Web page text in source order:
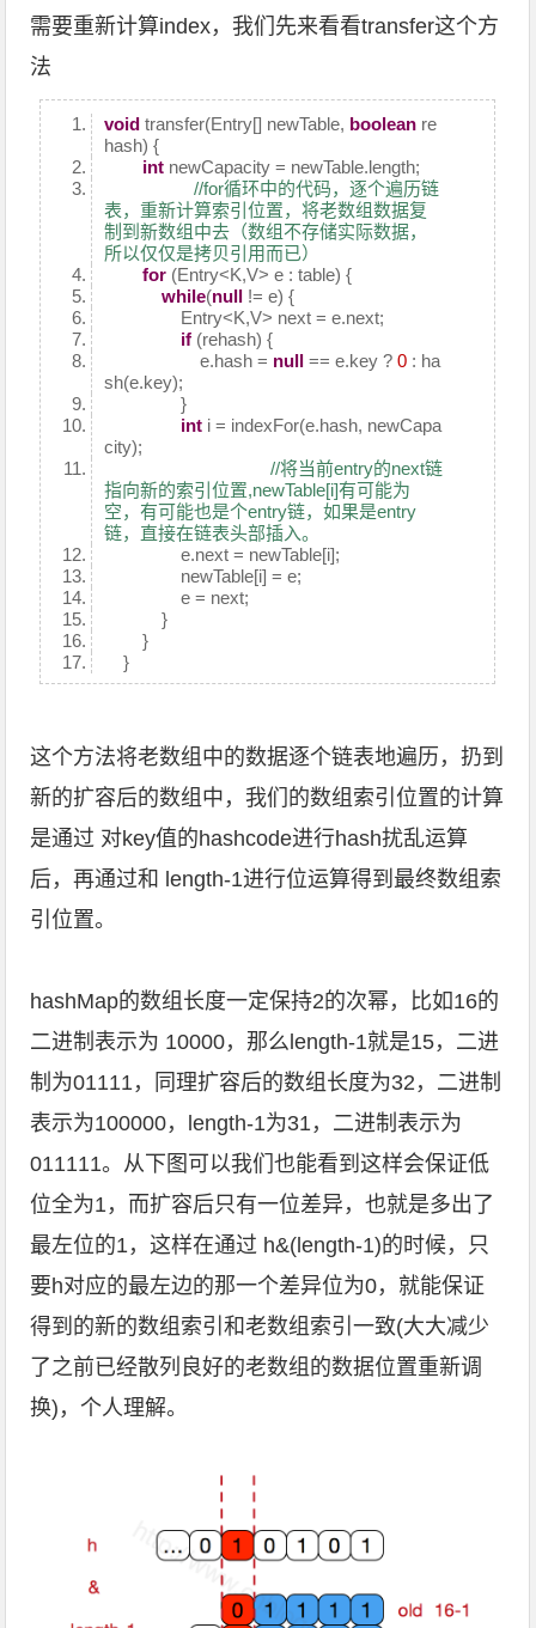
需要重新计算index，我们先来看看transfer这个方
法
void transfer(Entry[] newTable, boolean re
hash) {
int newCapacity = newTable.length;
//for循环中的代码，逐个遍历链
表，重新计算索引位置，将老数组数据复
制到新数组中去（数组不存储实际数据，
所以仅仅是拷贝引用而已）
for (Entry<K,V> e : table) {
while(null != e) {
Entry<K,V> next = e.next;
if (rehash) {
e.hash = null == e.key ?0 : ha
sh(e.key);
}
int i = indexFor(e.hash, newCapa
city);
//将当前entry的next链
指向新的索引位置,newTable[i]有可能为
空，有可能也是个entry链，如果是entry
链，直接在链表头部插入。
e.next = newTable[i];
newTable[i] = e;
e = next;
}
}
}
这个方法将老数组中的数据逐个链表地遍历，扔到
新的扩容后的数组中，我们的数组索引位置的计算
是通过 对key值的hashcode进行hash扰乱运算
后，再通过和 length-1进行位运算得到最终数组索
引位置。
hashMap的数组长度一定保持2的次幂，比如16的
二进制表示为 10000，那么length-1就是15，二进
制为01111，同理扩容后的数组长度为32，二进制
表示为100000，length-1为31，二进制表示为
011111。从下图可以我们也能看到这样会保证低
位全为1，而扩容后只有一位差异，也就是多出了
最左位的1，这样在通过 h&(length-1)的时候，只
要h对应的最左边的那一个差异位为0，就能保证
得到的新的数组索引和老数组索引一致(大大减少
了之前已经散列良好的老数组的数据位置重新调
换)，个人理解。